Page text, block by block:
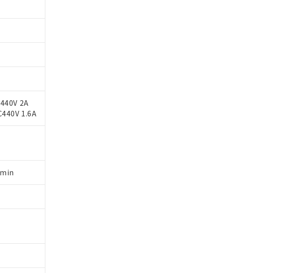
2A
1.6A
品もあることをご了承ください。
社内データに基づき作成されるも
る場合があることをご了承くださ
担当のオムロン制御機器販売店・
」をご確認ください。
または開示しないようお願いしま
は、I-Webメンバーズにご登録され
て、当社および当社の共同利用者
範囲で利用することをご了承くだ
可能な商品です。
たは確認中の商品です。
品です。
た場合などやむを得ず変更すること
フェニルエーテル類(PBDE) 1000ppm以下、
ジル（BBP） 1000ppm以下、フタル酸ジブチ
す。
示します。
ル酸ブチルベンジル) : 1000ppm、
す。
深刻な影響を及ぼさない年数を意
可(または役務取引許可)を取得する
出されないよう必要な手段を講じ
その他武器並びにこれらの製造装
内容を当該第三者に通知します。
それがある場合は、取り引きをい
たはお客様担当のオムロン制御